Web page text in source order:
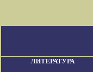
ЛИТЕРАТУРА